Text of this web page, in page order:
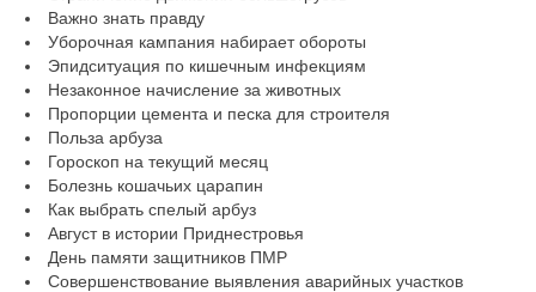
Важно знать правду
Уборочная кампания набирает обороты
Эпидситуация по кишечным инфекциям
Незаконное начисление за животных
Пропорции цемента и песка для строителя
Польза арбуза
Гороскоп на текущий месяц
Болезнь кошачьих царапин
Как выбрать спелый арбуз
Август в истории Приднестровья
День памяти защитников ПМР
Совершенствование выявления аварийных участков